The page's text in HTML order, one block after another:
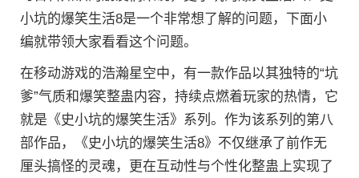
小坑的爆笑生活8是一个非常想了解的问题，下面小
编就带领大家看看这个问题。
在移动游戏的浩瀚星空中，有一款作品以其独特的“坑
爹”气质和爆笑整蛊内容，持续点燃着玩家的热情，它
就是《史小坑的爆笑生活》系列。作为该系列的第八
部作品，《史小坑的爆笑生活8》不仅继承了前作无
厘头搞怪的灵魂，更在互动性与个性化整蛊上实现了